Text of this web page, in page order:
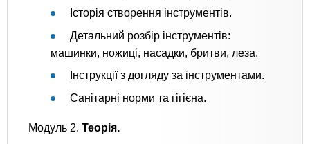
Історія створення інструментів.
Детальний розбір інструментів:
машинки, ножиці, насадки, бритви, леза.
Інструкції з догляду за інструментами.
Санітарні норми та гігієна.
Модуль 2. Теорія.